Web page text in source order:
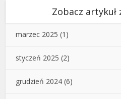
Zobacz artykuł
marzec 2025 (1)
styczeń 2025 (2)
grudzień 2024 (6)